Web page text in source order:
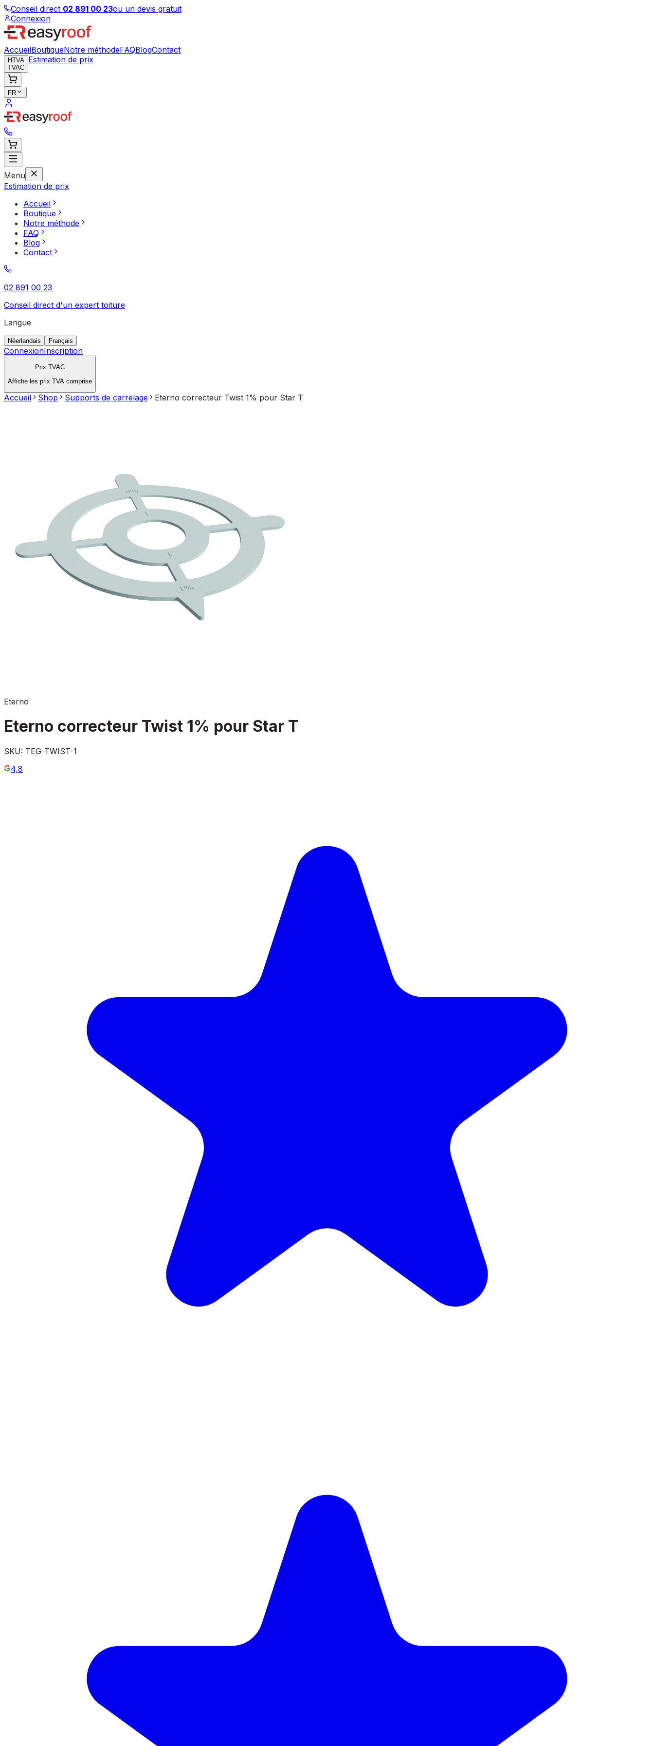
Conseil direct 02 891 00 23ou un devis gratuit
Connexion
AccueilBoutiqueNotre méthodeFAQBlogContact
HTVA
TVAC
Estimation de prix
FR
Menu
Estimation de prix
Accueil
Boutique
Notre méthode
FAQ
Blog
Contact
02 891 00 23
Conseil direct d'un expert toiture
Langue
Néerlandais Français
ConnexionInscription
Prix TVAC
Affiche les prix TVA comprise
Accueil Shop Supports de carrelage Eterno correcteur Twist 1% pour Star T
Eterno
Eterno correcteur Twist 1% pour Star T
SKU: TEG-TWIST-1
4,8